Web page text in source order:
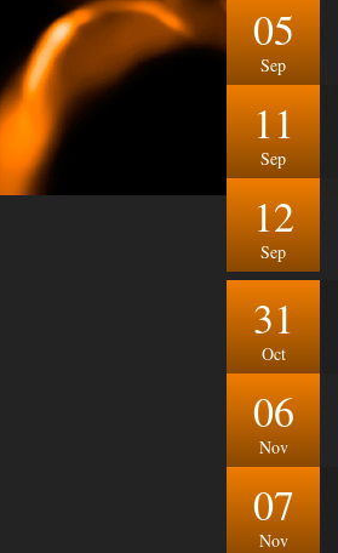
05
Sep
11
Sep
12
Sep
31
Oct
06
Nov
07
Nov